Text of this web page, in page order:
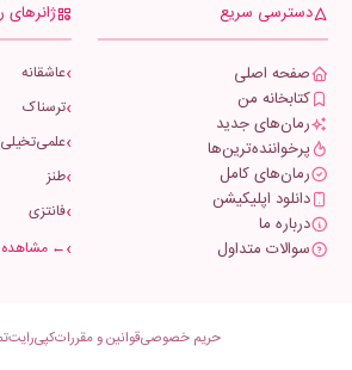
دسترسی سریع
صفحه اصلی
کتابخانه من
رمان‌های جدید
پرخواننده‌ترین‌ها
رمان‌های کامل
دانلود اپلیکیشن
درباره ما
سوالات متداول
ژانرهای
عاشقانه
ترسناک
علمی‌تخیلی
طنز
فانتزی
← مشاهده
حریم خصوصیقوانین و مقرراتکپی‌رایت